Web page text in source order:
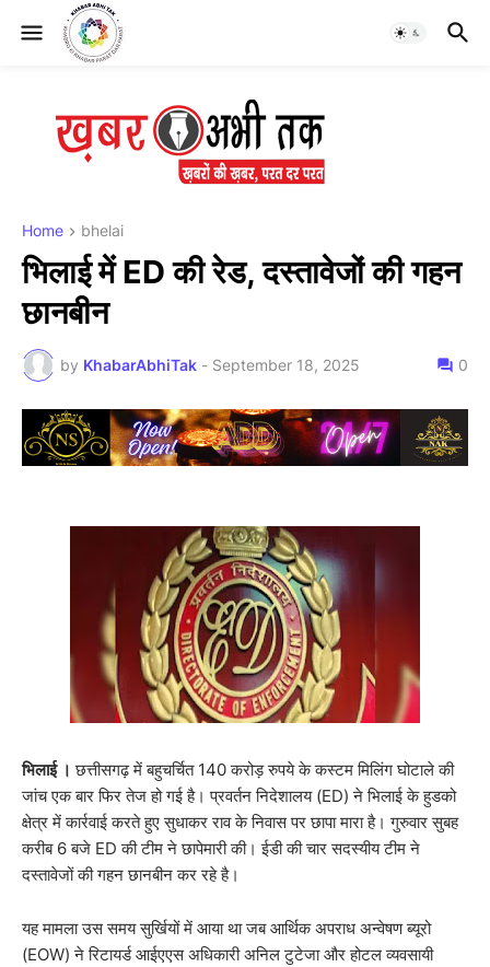
Home bhelai
भिलाई में ED की रेड, दस्तावेजों की गहन
छानबीन
by KhabarAbhiTak - September 18, 2025 0
भिलाई । छत्तीसगढ़ में बहुचर्चित 140 करोड़ रुपये के कस्टम मिलिंग घोटाले की
जांच एक बार फिर तेज हो गई है। प्रवर्तन निदेशालय (ED) ने भिलाई के हुडको
क्षेत्र में कार्रवाई करते हुए सुधाकर राव के निवास पर छापा मारा है। गुरुवार सुबह
करीब 6 बजे ED की टीम ने छापेमारी की। ईडी की चार सदस्यीय टीम ने
दस्तावेजों की गहन छानबीन कर रहे है।
यह मामला उस समय सुर्खियों में आया था जब आर्थिक अपराध अन्वेषण ब्यूरो
(EOW) ने रिटायर्ड आईएएस अधिकारी अनिल टुटेजा और होटल व्यवसायी